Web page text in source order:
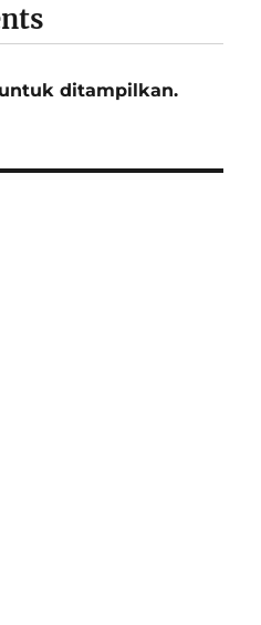
ditampilkan.